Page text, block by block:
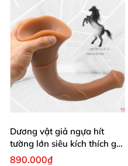
Dương vật giả ngựa hít
tường lớn siêu kích thích gai
nổi
890.000₫